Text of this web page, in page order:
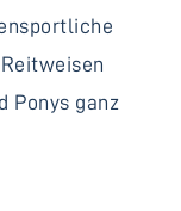
Ponys ganz